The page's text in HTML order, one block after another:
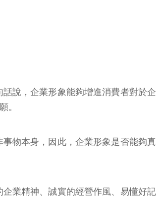
說，企業形象能夠增進消費者對於企
。
物本身，因此，企業形象是否能夠真
業精神、誠實的經營作風、易懂好記